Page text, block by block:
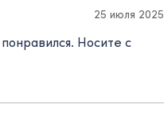
25 июля 2025
Носите с